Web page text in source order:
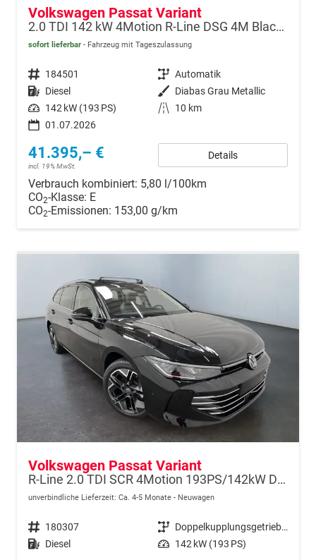
Volkswagen Passat Variant
2.0 TDI 142 kW 4Motion R-Line DSG 4M Black, AHK, IQ.Light, HUD, 19-Zoll, AreaView, Navi, Side
sofort lieferbar Fahrzeug mit Tageszulassung
Fahrzeugnr. 184501 Getriebe Automatik
Kraftstoff Diesel Außenfarbe Diabas Grau Metallic
Leistung 142 kW (193 PS) Kilometerstand
10 km
01.07.2026
41.395,– €
incl. 19% MwSt.
Details
Verbrauch kombiniert: 5,80 l/100km
CO2-Klasse: E
CO2-Emissionen: 153,00 g/km
Volkswagen Passat Variant
R-Line 2.0 TDI SCR 4Motion 193PS/142kW DSG7 2026
unverbindliche Lieferzeit: Ca. 4-5 Monate Neuwagen
Fahrzeugnr. 180307 Getriebe
Doppelkupplungsgetriebe (DSG)
Kraftstoff Diesel Leistung 142 kW (193 PS)